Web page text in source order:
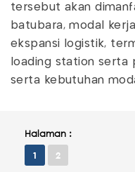
tersebut akan
batubara, modal
ekspansi logistik,
loading station serta
serta kebutuhan
Halaman :
1 2